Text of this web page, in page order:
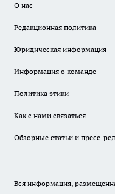
О нас
Редакционная политика
Юридическая информация
Информация о команде
Политика этики
Как с нами связаться
Обзорные статьи и пресс-
Вся информация,